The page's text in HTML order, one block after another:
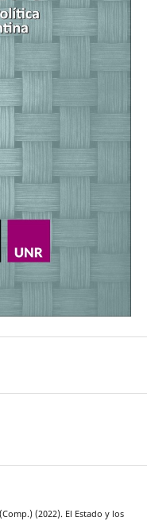
(2022). El Estado y los